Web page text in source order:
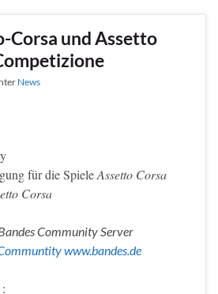
Corsa und Assetto
News
für die SpieleAssetto Corsa
Corsa
Community Server
www.bandes.de